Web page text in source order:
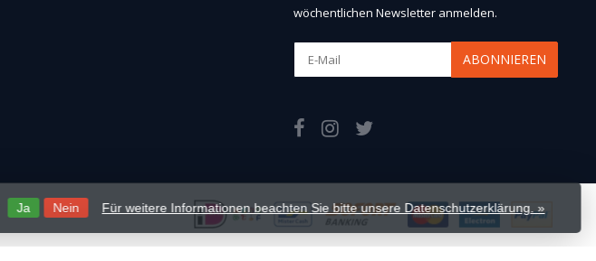
wöchentlichen Newsletter anmelden.
ABONNIEREN
Ja Nein Für weitere Informationen beachten Sie bitte unsere Datenschutzerklärung. »